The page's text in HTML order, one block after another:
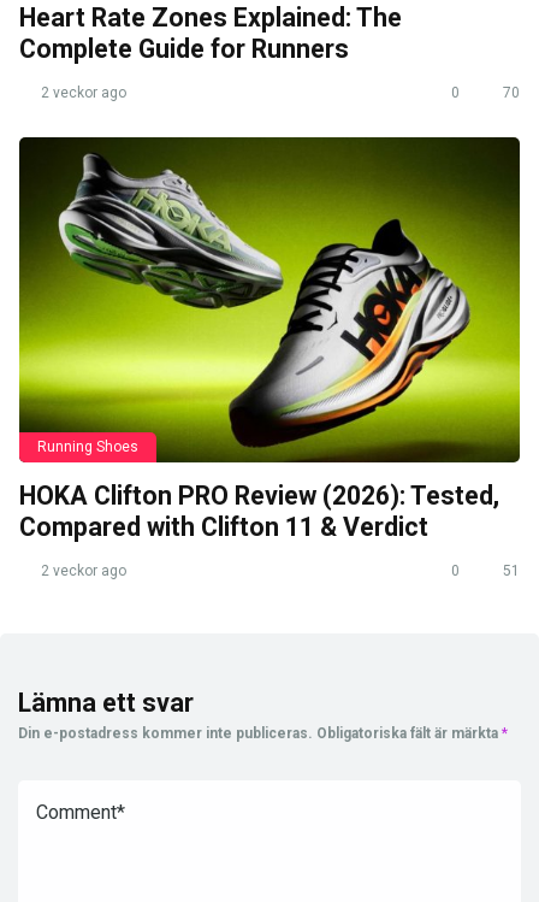
Heart Rate Zones Explained: The
Complete Guide for Runners
2 veckor ago 0 70
Running Shoes
HOKA Clifton PRO Review (2026): Tested,
Compared with Clifton 11 & Verdict
2 veckor ago 0 51
Lämna ett svar
Din e-postadress kommer inte publiceras. Obligatoriska fält är märkta *